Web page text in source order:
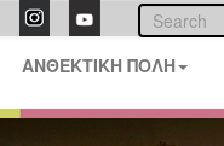
ΑΝΘΕΚΤΙΚΗ ΠΟΛΗ